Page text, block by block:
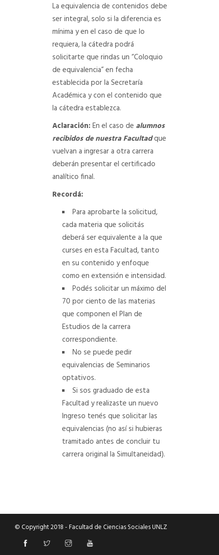
La equivalencia de contenidos debe
ser integral, solo si la diferencia es
mínima y en el caso de que lo
requiera, la cátedra podrá
solicitarte que rindas un “Coloquio
de equivalencia” en fecha
establecida por la Secretaría
Académica y con el contenido que
la cátedra establezca.
Aclaración:En el caso de alumnos
recibidos de nuestra Facultadque
vuelvan a ingresar a otra carrera
deberán presentar el certificado
analítico final.
Recordá:
Para aprobarte la solicitud,
cada materia que solicitás
deberá ser equivalente a la que
curses en esta Facultad, tanto
en su contenido y enfoque
como en extensión e intensidad.
Podés solicitar un máximo del
70 por ciento de las materias
que componen el Plan de
Estudios de la carrera
correspondiente.
No se puede pedir
equivalencias de Seminarios
optativos.
Si sos graduado de esta
Facultad y realizaste un nuevo
Ingreso tenés que solicitar las
equivalencias (no así si hubieras
tramitado antes de concluir tu
carrera original la Simultaneidad).
© Copyright 2018 - Facultad de Ciencias Sociales UNLZ